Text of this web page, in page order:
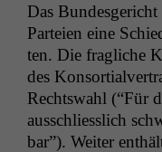
Das
Parteien eine
ten. Die fragliche
des
Rechtswahl (“Für
auss­chliesslich
bar”). Weit­er